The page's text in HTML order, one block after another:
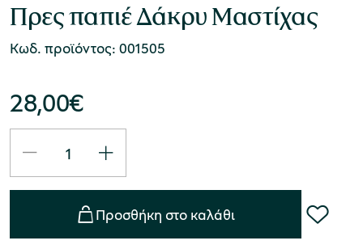
Πρες παπιέ Δάκρυ Μαστίχας
Κωδ. προϊόντος: 001505
28,00€
Προσθήκη στο καλάθι